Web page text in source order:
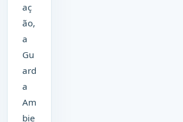
aç
ão,
a
Gu
ard
a
Am
bie